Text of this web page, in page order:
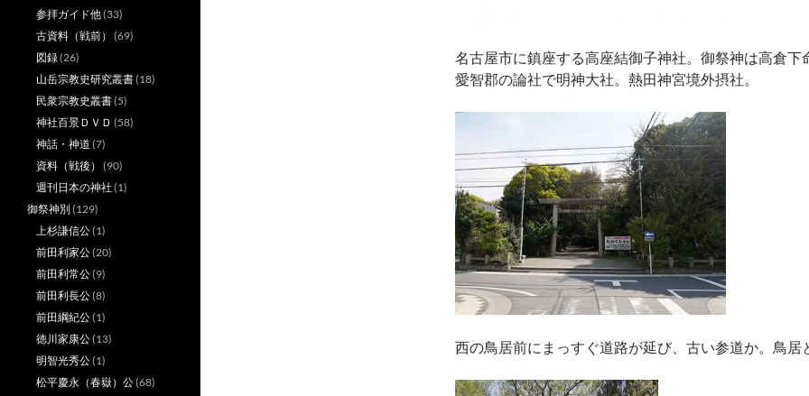
名古屋市に鎮座する高座結御子神社。御祭神は高倉下
愛智郡の論社で明神大社。熱田神宮境外摂社。
西の鳥居前にまっすぐ道路が延び、古い参道か。鳥居
参拝ガイド他(33)
古資料（戦前） (69)
図録(26)
山岳宗教史研究叢書(18)
民衆宗教史叢書(5)
神社百景ＤＶＤ (58)
神話・神道 (7)
資料（戦後） (90)
週刊日本の神社 (1)
御祭神別 (129)
上杉謙信公(1)
前田利家公(20)
前田利常公(9)
前田利長公(8)
前田綱紀公(1)
徳川家康公(13)
明智光秀公(1)
松平慶永（春嶽）公(68)